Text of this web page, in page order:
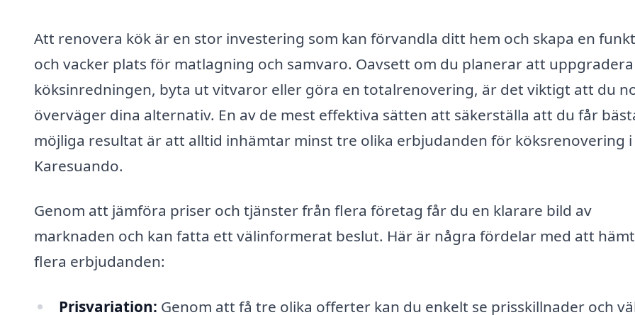
Att renovera kök är en stor investering som kan förvandla ditt hem och skapa en
och vacker plats för matlagning och samvaro. Oavsett om du planerar att uppgradera
köksinredningen, byta ut vitvaror eller göra en totalrenovering, är det viktigt att du
överväger dina alternativ. En av de mest effektiva sätten att säkerställa att du får
möjliga resultat är att alltid inhämtar minst tre olika erbjudanden för köksrenovering i
Karesuando.
Genom att jämföra priser och tjänster från flera företag får du en klarare bild av
marknaden och kan fatta ett välinformerat beslut. Här är några fördelar med att
flera erbjudanden:
Prisvariation: Genom att få tre olika offerter kan du enkelt se prisskillnader och